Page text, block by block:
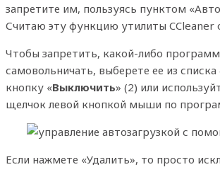
запретите им, пользуясь пунктом
Считаю эту функцию утилиты CCleaner
Чтобы запретить, какой-либо
самовольничать, выберете ее из
кнопку «Выключить» (2) или
щелчок левой кнопкой мыши по
Если нажмете «Удалить», то просто